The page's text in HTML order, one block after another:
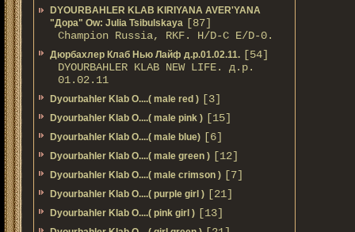
DYOURBAHLER KLAB KIRIYANA AVER'YANA
"Дора" Ow: Julia Tsibulskaya [87]
Champion Russia, RKF. H/D-С E/D-0.
Дюрбахлер Клаб Нью Лайф д.р.01.02.11. [54]
DYOURBAHLER KLAB NEW LIFE. д.р.
01.02.11
Dyourbahler Klab O....( male red ) [3]
Dyourbahler Klab O....( male pink ) [15]
Dyourbahler Klab O....( male blue) [6]
Dyourbahler Klab O....( male green ) [12]
Dyourbahler Klab O....( male crimson ) [7]
Dyourbahler Klab O....( purple girl ) [21]
Dyourbahler Klab O....( pink girl ) [13]